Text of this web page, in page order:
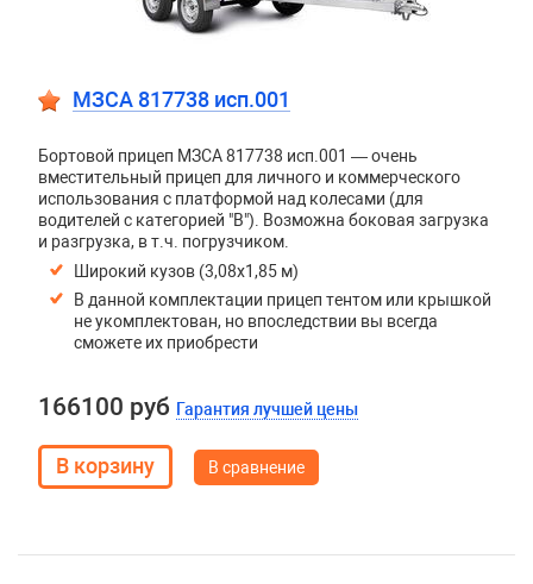
МЗСА 817738 исп.001
Бортовой прицеп МЗСА 817738 исп.001 — очень
вместительный прицеп для личного и коммерческого
использования с платформой над колесами (для
водителей с категорией "В"). Возможна боковая загрузка
и разгрузка, в т.ч. погрузчиком.
Широкий кузов (3,08х1,85 м)
В данной комплектации прицеп тентом или крышкой
не укомплектован, но впоследствии вы всегда
сможете их приобрести
166100 руб Гарантия лучшей цены
В сравнение